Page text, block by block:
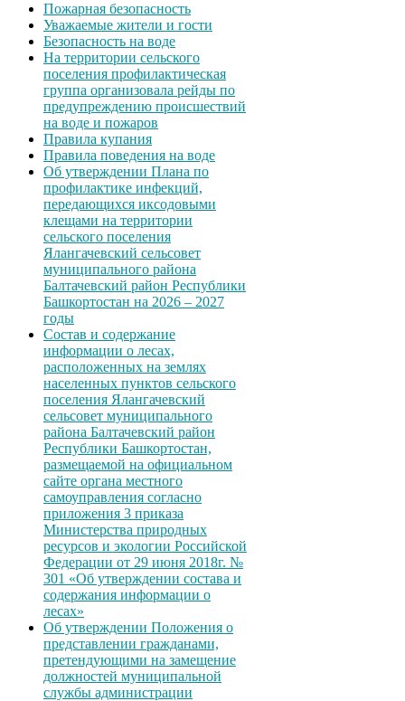
Пожарная безопасность
Уважаемые жители и гости
Безопасность на воде
На территории сельского
поселения профилактическая
группа организовала рейды по
предупреждению происшествий
на воде и пожаров
Правила купания
Правила поведения на воде
Об утверждении Плана по
профилактике инфекций,
передающихся иксодовыми
клещами на территории
сельского поселения
Ялангачевский сельсовет
муниципального района
Балтачевский район Республики
Башкортостан на 2026 – 2027
годы
Состав и содержание
информации о лесах,
расположенных на землях
населенных пунктов сельского
поселения Ялангачевский
сельсовет муниципального
района Балтачевский район
Республики Башкортостан,
размещаемой на официальном
сайте органа местного
самоуправления согласно
приложения 3 приказа
Министерства природных
ресурсов и экологии Российской
Федерации от 29 июня 2018г. №
301 «Об утверждении состава и
содержания информации о
лесах»
Об утверждении Положения о
представлении гражданами,
претендующими на замещение
должностей муниципальной
службы администрации